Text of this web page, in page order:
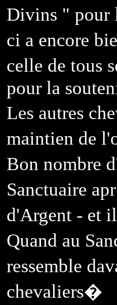
Divins " pour
ci a encore
celle de tous
pour la
Les autres
maintien de
Bon nombre
Sanctuaire
d'Argent - et
Quand au
ressemble
chevaliers�